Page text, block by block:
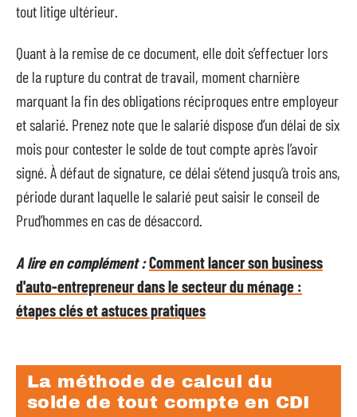
tout litige ultérieur.
Quant à la remise de ce document, elle doit s’effectuer lors
de la rupture du contrat de travail, moment charnière
marquant la fin des obligations réciproques entre employeur
et salarié. Prenez note que le salarié dispose d’un délai de six
mois pour contester le solde de tout compte après l’avoir
signé. À défaut de signature, ce délai s’étend jusqu’à trois ans,
période durant laquelle le salarié peut saisir le conseil de
Prud’hommes en cas de désaccord.
A lire en complément :Comment lancer son business
d'auto-entrepreneur dans le secteur du ménage :
étapes clés et astuces pratiques
La méthode de calcul du
solde de tout compte en CDI